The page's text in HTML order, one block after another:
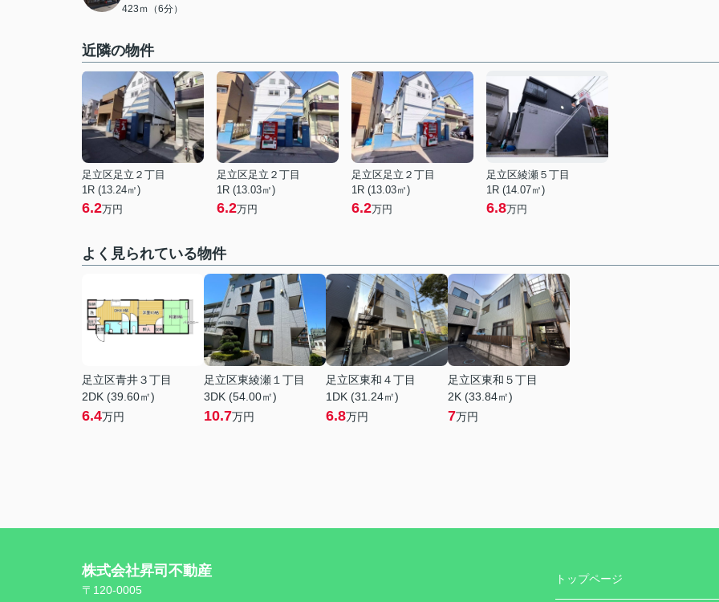
423ｍ（6分）
近隣の物件
足立区足立２丁目
1R (13.24㎡)
6.2万円
足立区足立２丁目
1R (13.03㎡)
6.2万円
足立区足立２丁目
1R (13.03㎡)
6.2万円
足立区綾瀬５丁目
1R (14.07㎡)
6.8万円
よく見られている物件
足立区青井３丁目
2DK (39.60㎡)
6.4万円
足立区東綾瀬１丁目
3DK (54.00㎡)
10.7万円
足立区東和４丁目
1DK (31.24㎡)
6.8万円
足立区東和５丁目
2K (33.84㎡)
7万円
株式会社昇司不動産
〒120-0005
トップページ